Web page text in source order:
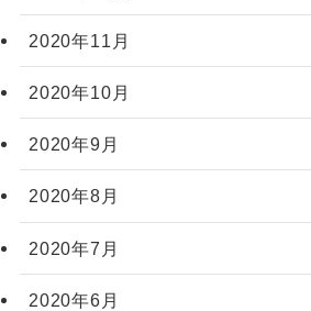
2020年11月
2020年10月
2020年9月
2020年8月
2020年7月
2020年6月